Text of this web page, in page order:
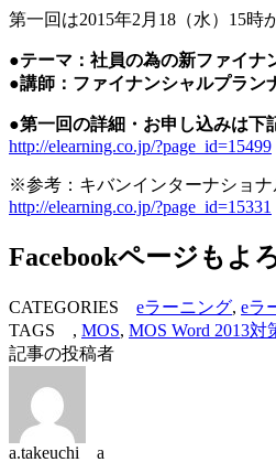
第一回は2015年2月18（水）15時
●テーマ：社員の為の新ファイナ
●講師：ファイナンシャルプラ
●第一回の詳細・お申し込みは下
http://elearning.co.jp/?page_id=15499
※参考：キバンインターナショ
http://elearning.co.jp/?page_id=15331
Facebookページもよ
CATEGORIES eラーニング, eラ
TAGS , MOS, MOS Word 2013対
記事の投稿者
a.takeuchi a